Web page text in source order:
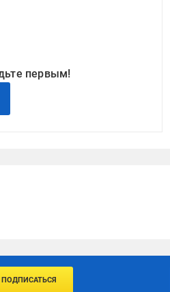
первым!
ПОДПИСАТЬСЯ